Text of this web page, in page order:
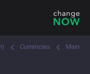
Main
Currencies